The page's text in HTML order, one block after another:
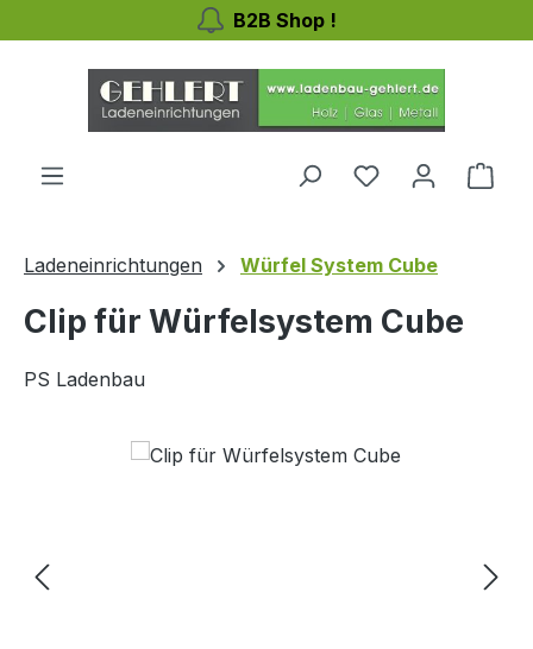
Zum Hauptinhalt springenB2B Shop !
Ladeneinrichtungen Würfel System Cube
Clip für Würfelsystem Cube
PS Ladenbau